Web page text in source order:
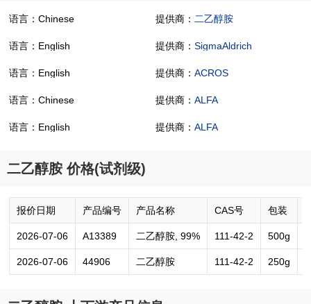
语言：Chinese 提供商： 二乙醇胺
语言：English 提供商： SigmaAldrich
语言：English 提供商： ACROS
语言：Chinese 提供商： ALFA
语言：English 提供商： ALFA
二乙醇胺 价格(试剂级)
报价日期 产品编号 产品名称 CAS号 包装
2026-07-06 A13389 二乙醇胺, 99% 111-42-2 500g
2026-07-06 44906 二乙醇胺 111-42-2 250g